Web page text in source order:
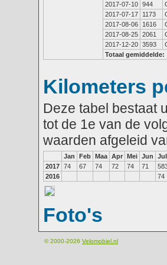
2017-07-10 944
2017-07-17
1173
2017-08-06
1616
2017-08-25 2061
2017-12-20 3593
Totaal gemiddelde:
Kilometers
Deze tabel bestaat
tot de 1e van de
waarden afgeleid
Jan Feb Maa Apr Mei Jun Jul
2017 74 67 74 72 74 71
2016
74
Foto's
© 2000-2026 Velomobiel.nl